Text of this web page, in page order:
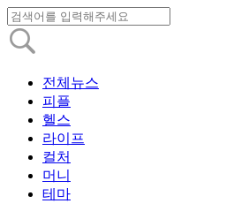
전체뉴스
피플
헬스
라이프
컬처
머니
테마